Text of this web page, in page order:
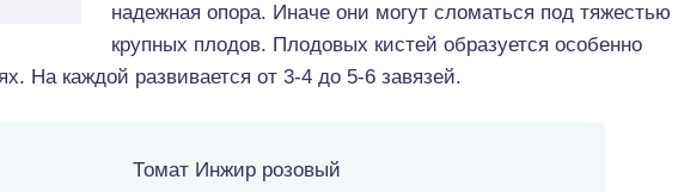
надежная опора. Иначе они могут сломаться под тяжестью
крупных плодов. Плодовых кистей образуется особенно
На каждой развивается от 3-4 до 5-6 завязей.
Томат Инжир розовый